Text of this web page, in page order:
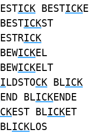
ICK BESTICKE
ICKST
ICK
ICKEL
ICKELT
ILDSTOCK BLICK
END BLICKENDE
EST BLICKET
ICKLOS